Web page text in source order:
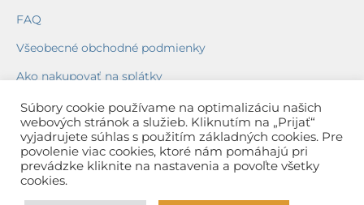
FAQ
Všeobecné obchodné podmienky
Ako nakupovať na splátky
Ochrana osobných údajov
Reklamačný poriadok
Spôsob a cena dopravy
Súbory cookie používame na optimalizáciu našich
webových stránok a služieb. Kliknutím na „Prijať“
vyjadrujete súhlas s použitím základných cookies. Pre
povolenie viac cookies, ktoré nám pomáhajú pri
prevádzke kliknite na nastavenia a povoľte všetky
cookies.